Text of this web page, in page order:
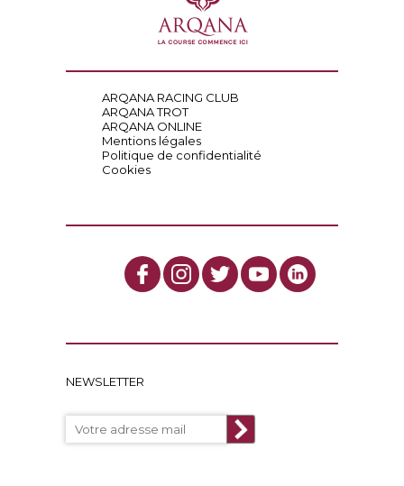
ARQANA RACING CLUB
ARQANA TROT
ARQANA ONLINE
Mentions légales
Politique de confidentialité
Cookies
NEWSLETTER